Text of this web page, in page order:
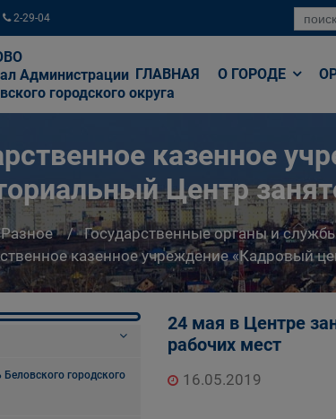
2-29-04
Администрации
городского округа
ГЛАВНАЯ О ГОРОДЕ
казенное
Центр
Разное
Государственные органы и
казенное учреждение «Кадровый
Беловского городского
24 мая в Центре
рабочих мест
16.05.2019